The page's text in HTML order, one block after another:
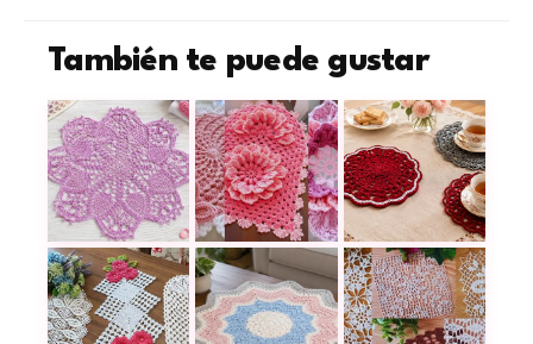
También te puede gustar
Un tapete de piñas a crochet para llenar tu mesa
8 centros de mesa con flores a
Tapete posavasos